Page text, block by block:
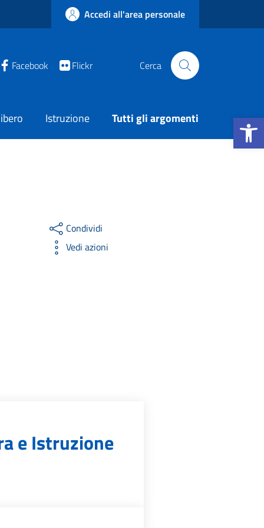
Accedi all'area personale
Facebook Flickr Cerca
Istruzione Tutti gli argomenti
Condividi
Vedi azioni
e Istruzione
Apri la